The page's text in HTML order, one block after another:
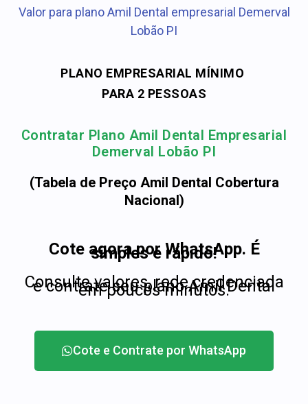
Valor para plano Amil Dental empresarial Demerval
Lobão PI
PLANO EMPRESARIAL MÍNIMO
PARA 2 PESSOAS
Contratar Plano Amil Dental Empresarial
Demerval Lobão PI
(Tabela de Preço Amil Dental Cobertura
Nacional)
Cote agora por WhatsApp. É
simples e rápido!
Consulte valores, rede credenciada
e contrate seu plano Amil Dental
em poucos minutos.
Cote e Contrate por WhatsApp